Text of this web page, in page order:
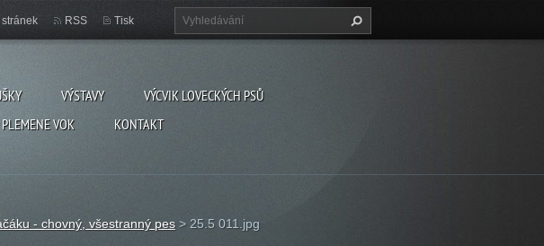
VÝSTAVY
VÝCVIK LOVECKÝCH PSŮ
VOK KONTAKT
stránek RSS Tisk
- chovný, všestranný pes > 25.5 011.jpg